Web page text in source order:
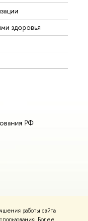
работы сайта
здоровья
РФ